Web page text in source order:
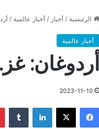
الرئيسية / أخبار / أخبار عالمية /
أخبار عالمية
أردوغان:
2023-11-10
فيسبوك X لينكدإن